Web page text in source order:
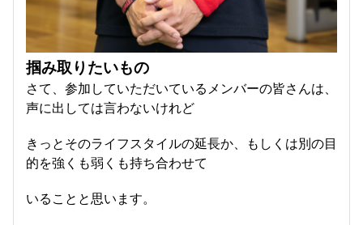
掴み取りたいもの
さて、参加していただいているメンバーの皆さんは、
声に出しては言わないけれど
きっとそのライフスタイルの延長か、もしくは別の目
的を強くも弱くも持ち合わせて
いることと思います。